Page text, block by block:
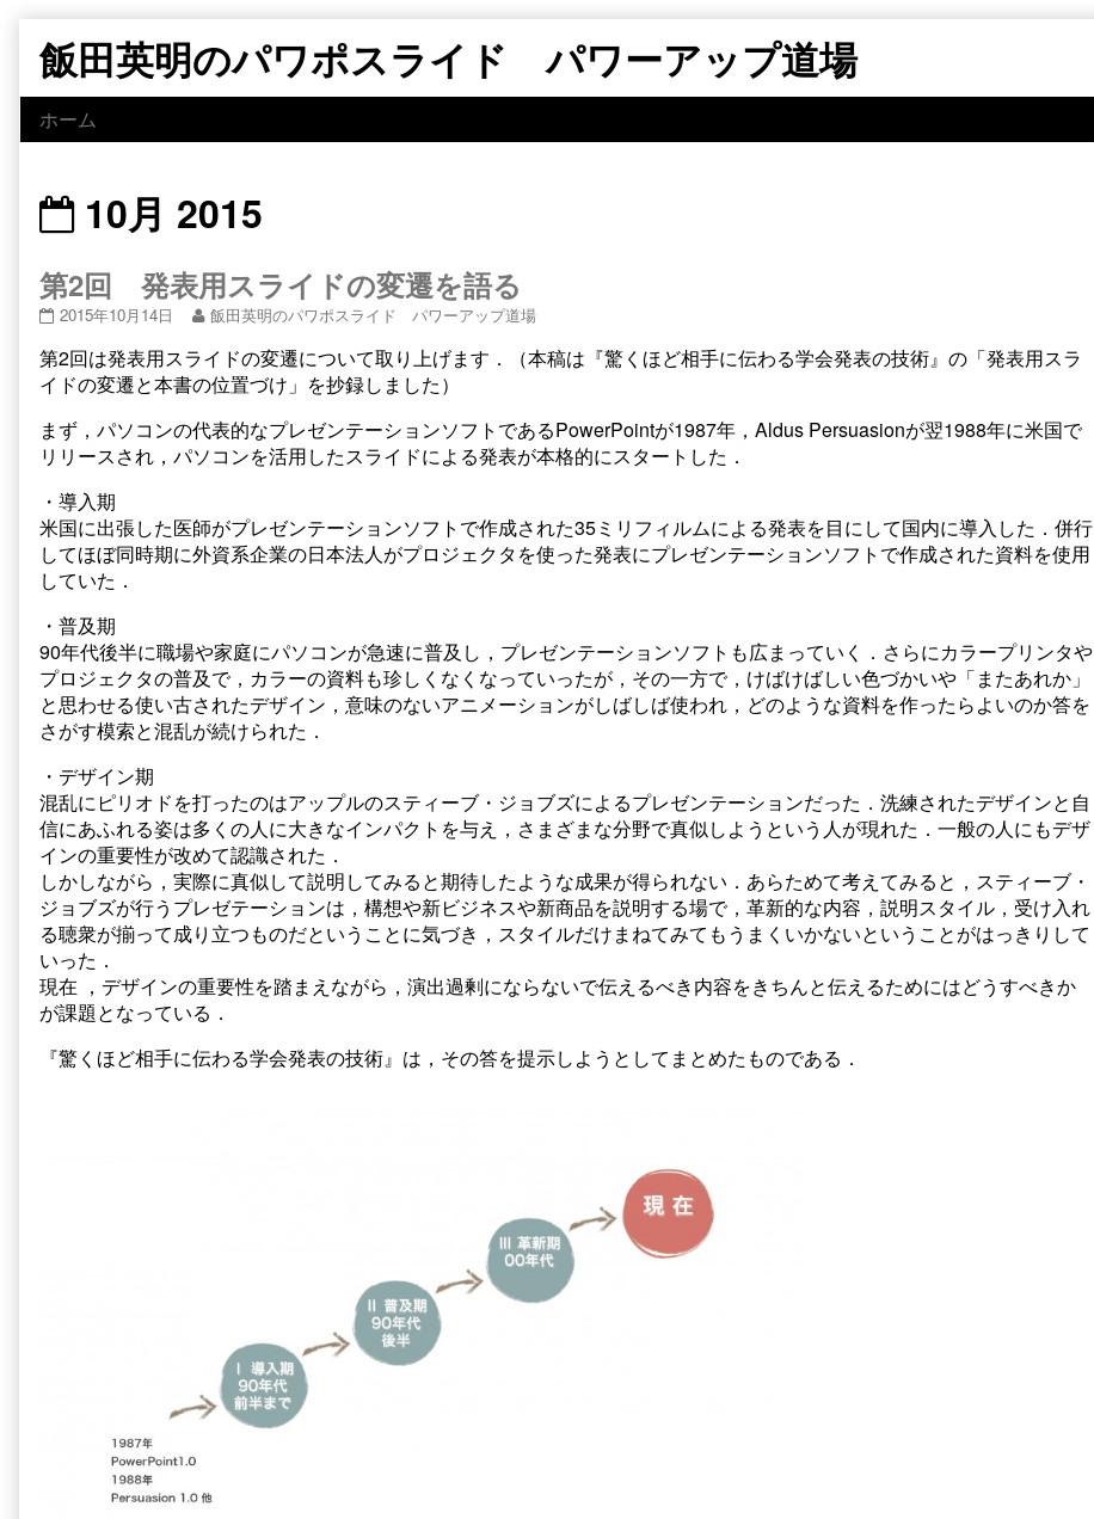
content
飯田英明のパワポスライド パワーアップ道場
ホーム
Posts
from
10月 2015
第2回 発表用スライドの変遷を語る
第
回
発
表
用
ス
ラ
ド
の
変
遷
を
語
る
published
on
2015年10月14日
Read
posts
by
the
author
of
第
発
表
用
ド
の
変
遷
を
飯田英明のパワポスライド パワーアップ道場
第2回は発表用スライドの変遷について取り上げます．（本稿は『驚くほど相手に伝わる学会発表の技術』の「発表用スラ
イドの変遷と本書の位置づけ」を抄録しました）
まず，パソコンの代表的なプレゼンテーションソフトであるPowerPointが1987年，Aldus Persuasionが翌1988年に米国で
リリースされ，パソコンを活用したスライドによる発表が本格的にスタートした．
・導入期
米国に出張した医師がプレゼンテーションソフトで作成された35ミリフィルムによる発表を目にして国内に導入した．併行
してほぼ同時期に外資系企業の日本法人がプロジェクタを使った発表にプレゼンテーションソフトで作成された資料を使用
していた．
・普及期
90年代後半に職場や家庭にパソコンが急速に普及し，プレゼンテーションソフトも広まっていく．さらにカラープリンタや
プロジェクタの普及で，カラーの資料も珍しくなくなっていったが，その一方で，けばけばしい色づかいや「またあれか」
と思わせる使い古されたデザイン，意味のないアニメーションがしばしば使われ，どのような資料を作ったらよいのか答を
さがす模索と混乱が続けられた．
・デザイン期
混乱にピリオドを打ったのはアップルのスティーブ・ジョブズによるプレゼンテーションだった．洗練されたデザインと自
信にあふれる姿は多くの人に大きなインパクトを与え，さまざまな分野で真似しようという人が現れた．一般の人にもデザ
インの重要性が改めて認識された．
しかしながら，実際に真似して説明してみると期待したような成果が得られない．あらためて考えてみると，スティーブ・
ジョブズが行うプレゼテーションは，構想や新ビジネスや新商品を説明する場で，革新的な内容，説明スタイル，受け入れ
る聴衆が揃って成り立つものだということに気づき，スタイルだけまねてみてもうまくいかないということがはっきりして
いった．
現在 ，デザインの重要性を踏まえながら，演出過剰にならないで伝えるべき内容をきちんと伝えるためにはどうすべきか
が課題となっている．
『驚くほど相手に伝わる学会発表の技術』は，その答を提示しようとしてまとめたものである．